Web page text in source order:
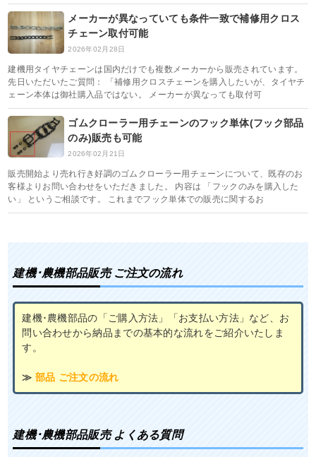
メーカーが異なっていても条件一致で補修用クロス
チェーン取付可能
2026年02月28日
建機用タイヤチェーンは国内だけでも複数メーカーから販売されています。
先日いただいたご質問： 「補修用クロスチェーンを購入したいが、タイヤチ
ェーン本体は御社購入品ではない。 メーカーが異なっても取付可
ゴムクローラー用チェーンのフック単体(フック部品
のみ)販売も可能
2026年02月21日
販売開始より売れ行き好調のゴムクローラー用チェーンについて、既存のお
客様よりお問い合わせをいただきました。 内容は 「フックのみを購入した
い」 というご相談です。 これまでフック単体での販売に関するお
建機･農機部品販売 ご注文の流れ
建機･農機部品の「ご購入方法」「お支払い方法」など、お
問い合わせから納品までの基本的な流れをご紹介いたしま
す。
≫ 部品 ご注文の流れ
建機･農機部品販売 よくある質問